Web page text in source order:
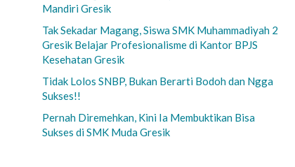
Mandiri Gresik
Tak Sekadar Magang, Siswa SMK Muhammadiyah 2
Gresik Belajar Profesionalisme di Kantor BPJS
Kesehatan Gresik
Tidak Lolos SNBP, Bukan Berarti Bodoh dan Ngga
Sukses!!
Pernah Diremehkan, Kini Ia Membuktikan Bisa
Sukses di SMK Muda Gresik